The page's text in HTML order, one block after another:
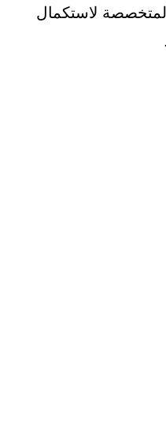
لاستكمال